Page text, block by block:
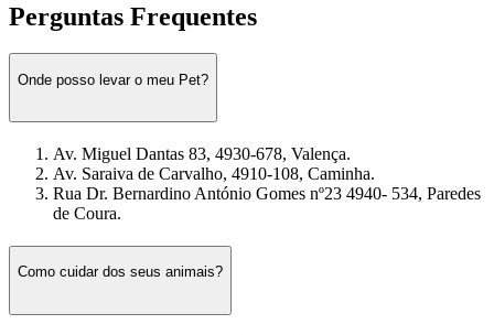
Perguntas Frequentes
Onde posso levar o meu Pet?
Av. Miguel Dantas 83, 4930-678, Valença.
Av. Saraiva de Carvalho, 4910-108, Caminha.
Rua Dr. Bernardino António Gomes nº23 4940- 534, Paredes
de Coura.
Como cuidar dos seus animais?